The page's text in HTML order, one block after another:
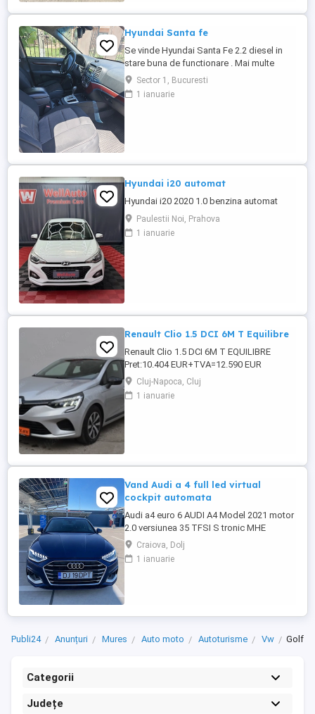
Hyundai Santa fe
Se vinde Hyundai Santa Fe 2.2 diesel in
stare buna de functionare . Mai multe
detalii la telefon
Sector 1, Bucuresti
1 ianuarie
Hyundai i20 automat
Hyundai i20 2020 1.0 benzina automat
Paulestii Noi, Prahova
1 ianuarie
Renault Clio 1.5 DCI 6M T Equilibre
Renault Clio 1.5 DCI 6M T EQUILIBRE
Pret:10.404 EUR+TVA=12.590 EUR
GARANTIE TEHNICA: 12 luni sau 20.000
km inclusa in pret! Posibilitate extindere
garantie tehnica pana la 36 luni, fara limita
Cluj-Napoca, Cluj
1 ianuarie
Vand Audi a 4 full led virtual
cockpit automata
Audi a4 euro 6 AUDI A4 Model 2021 motor
2.0 versiunea 35 TFSI S tronic MHE
consum și impozit redus * Cutie automată
S-Tronic * Start Stop * Audi Preesense (
franare de urgenta) * Bord digital *
Craiova, Dolj
1 ianuarie
Publi24 Anunțuri Mures Auto moto Autoturisme Vw Golf
Categorii
Județe